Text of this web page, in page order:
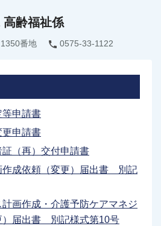
高齢福祉係
番地 0575-33-1122
等申請書
更申請書
（再）交付申請書
作成依頼（変更）届出書 別記
画作成・介護予防ケアマネジ
）届出書 別記様式第10号